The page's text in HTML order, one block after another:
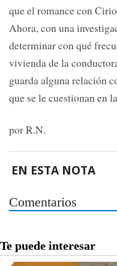
que el romance con
Ahora, con una
determinar con qué
vivienda de la
guarda alguna relación
que se le cuestionan en
por R.N.
EN ESTA NOTA
Comentarios